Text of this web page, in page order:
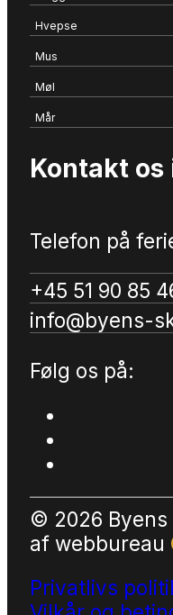
Hvepse
Mus
Møl
Mår
Kontakt os
Telefon på
+45 51 90 85
info@byens-
Følg os på:
© 2026
af webbureau
Privatlivs